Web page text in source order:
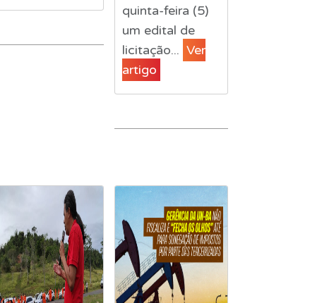
quinta-feira (5)
um edital de
licitação... Ver
artigo